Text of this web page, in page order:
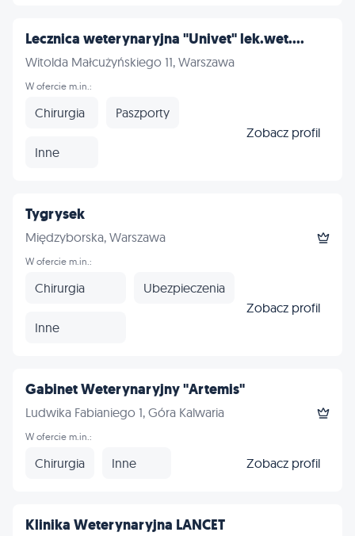
Lecznica weterynaryjna "Univet" lek.wet....
Witolda Małcużyńskiego 11, Warszawa
W ofercie m.in.:
Chirurgia Paszporty
Inne
Zobacz profil
Tygrysek
Międzyborska, Warszawa
W ofercie m.in.:
Chirurgia Ubezpieczenia
Inne
Zobacz profil
Gabinet Weterynaryjny "Artemis"
Ludwika Fabianiego 1, Góra Kalwaria
W ofercie m.in.:
Chirurgia Inne Zobacz profil
Klinika Weterynaryjna LANCET